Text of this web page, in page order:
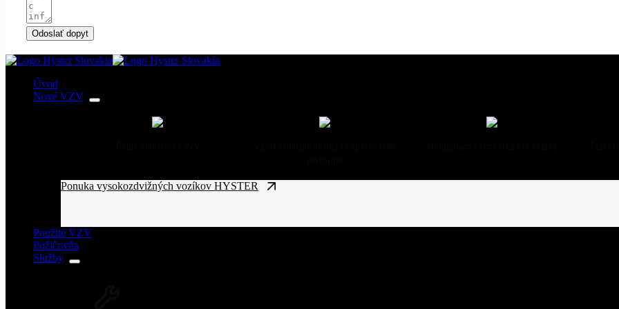
Odoslať dopyt
Úvod
Nové VZV
Ponuka vysokozdvižných vozíkov HYSTER
Použité VZV
Požičovňa
Služby